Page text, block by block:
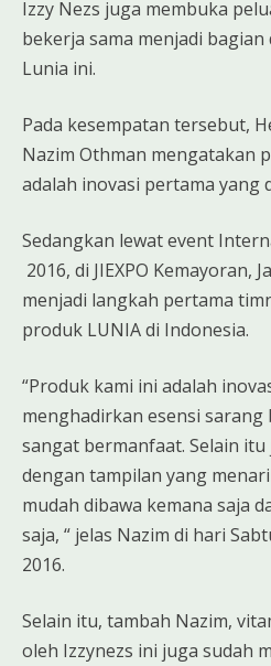
Izzy Nezs juga membuka
bekerja sama menjadi
Lunia ini.
Pada kesempatan tersebut,
Nazim Othman mengatakan
adalah inovasi pertama yang
Sedangkan lewat event
2016, di JIEXPO Kemayoran,
menjadi langkah pertama
produk LUNIA di Indonesia.
“Produk kami ini adalah
menghadirkan esensi
sangat bermanfaat. Selain itu
dengan tampilan yang
mudah dibawa kemana saja
saja, “ jelas Nazim di hari
2016.
Selain itu, tambah Nazim,
oleh Izzynezs ini juga sudah